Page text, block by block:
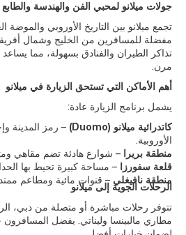
جولات ميلانو لمحبي الفن والهندسة
تجمع ميلانو بين التاريخ الأوروبي والموضة
تذاكر الطيران والفنادق بسهولة، مما
مرن.
أهم الأماكن التي تستحق الزيارة في ميلانو
يشمل برنامج الزيارة عادة:
كاتدرائية ميلانو (Duomo)
– رمز المدينة
الأوروبية.
منطقة بريرا
– شوارع هادئة تضم مقاهي
قلعة سفورزا
– مساحة كبيرة تحيط بها
منطقة نافيغلي – قنوات مائية ومطاعم
الرحلات الجوية إلى ميلانو
تتوفر رحلات مباشرة أو متصلة من دبي،
مطاري مالبينسا وليناتي. يفضل المسافرون